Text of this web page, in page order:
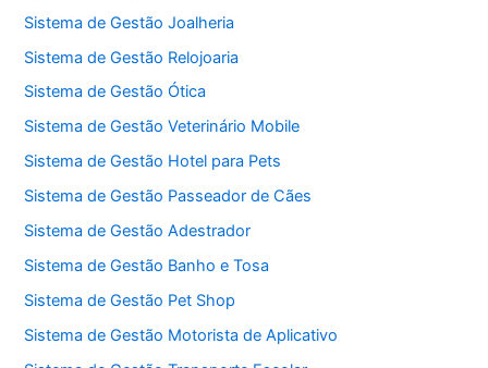
Sistema de Gestão Joalheria
Sistema de Gestão Relojoaria
Sistema de Gestão Ótica
Sistema de Gestão Veterinário Mobile
Sistema de Gestão Hotel para Pets
Sistema de Gestão Passeador de Cães
Sistema de Gestão Adestrador
Sistema de Gestão Banho e Tosa
Sistema de Gestão Pet Shop
Sistema de Gestão Motorista de Aplicativo